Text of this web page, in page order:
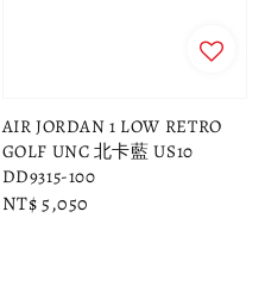
AIR JORDAN 1 LOW RETRO
GOLF UNC 北卡藍 US10
DD9315-100
Regular
NT$ 5,050